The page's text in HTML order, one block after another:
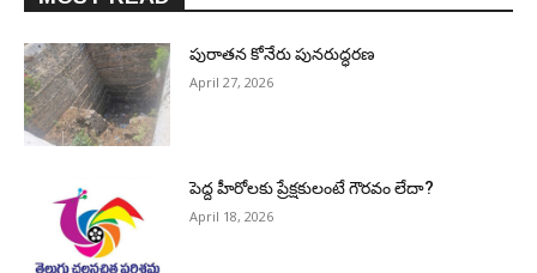
పురాత‌న కోనేరు పున‌రుద్ధ‌ర‌ణ
April 27, 2026
పెద్ద హీరోల‌కు ప్రేక్ష‌కులంటే గౌర‌వం లేదా?
April 18, 2026